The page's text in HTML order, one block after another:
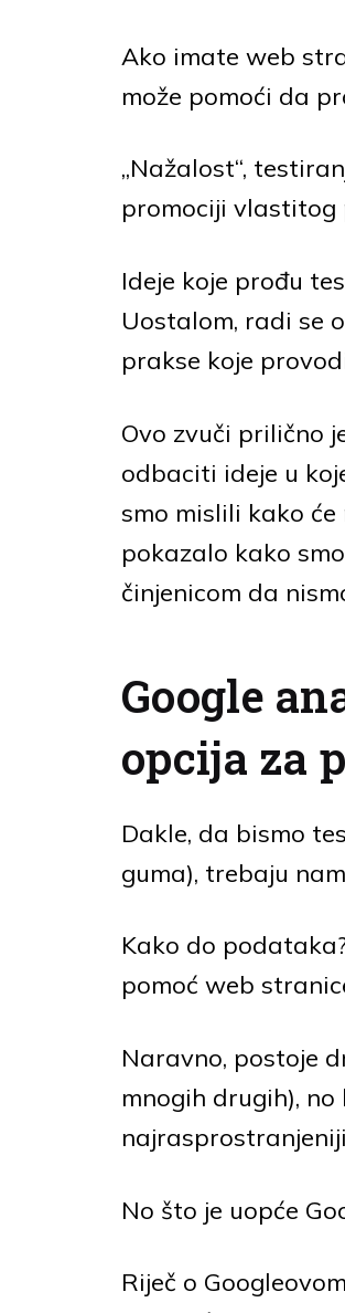
Ako imate web
može pomoći da
„Nažalost“,
promociji vlastitog
Ideje koje prođu
Uostalom, radi se
prakse koje
Ovo zvuči prilično
odbaciti ideje u
smo mislili kako
pokazalo kako
činjenicom da
Google
opcija za
Dakle, da bismo
guma), trebaju
Kako do
pomoć web
Naravno, postoje
mnogih drugih),
No što je uopće
Riječ o